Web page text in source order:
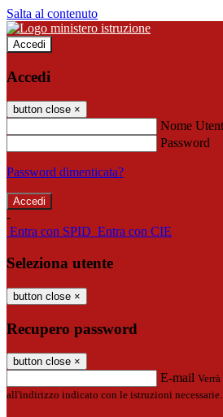
Salta al contenuto
Accedi
Accedi
button close ×
Nome
Password
Password dimenticata?
-
Entra con SPID Entra con CIE
Seleziona utente
button close ×
Recupero password
button close ×
E-mail
all'indirizzo indicato con le istruzioni necessarie.